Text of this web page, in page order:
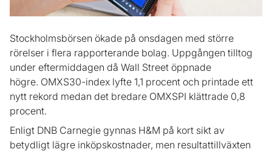
Stockholmsbörsen ökade på onsdagen med större
rörelser i flera rapporterande bolag. Uppgången tilltog
under eftermiddagen då Wall Street öppnade
högre. OMXS30-index lyfte 1,1 procent och printade ett
nytt rekord medan det bredare OMXSPI klättrade 0,8
procent.
Enligt DNB Carnegie gynnas H&M på kort sikt av
betydligt lägre inköpskostnader, men resultattillväxten